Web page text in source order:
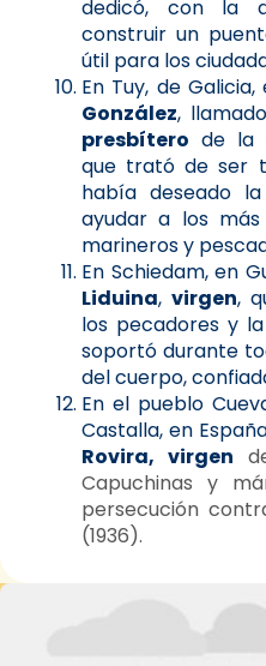
dedicó, con la
construir un
útil para los
En Tuy, de Galicia,
González,
presbítero de la
que trató de ser
había deseado
ayudar a los
marineros y
En Schiedam, en
Liduina,virgen,
los pecadores y
soportó durante
del cuerpo,
En el pueblo
Castalla, en
Rovira, virgen
Capuchinas y
persecución
(1936).